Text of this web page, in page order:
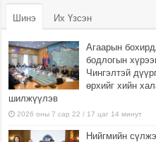
Шинэ Их Үзсэн
Агаарын
бодлогын
Чингэлтэй
өрхийг хийн
шилжүүлэв
2026 оны 7 сар 22 / 17 цаг 14 минут
Нийгмийн